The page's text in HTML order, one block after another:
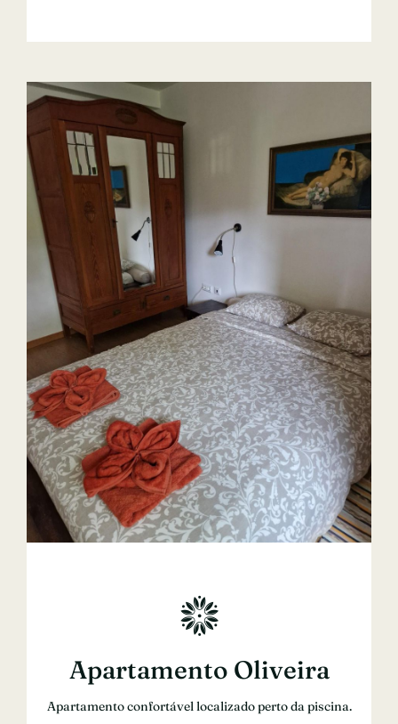
Apartamento Oliveira
Apartamento confortável localizado perto da piscina.